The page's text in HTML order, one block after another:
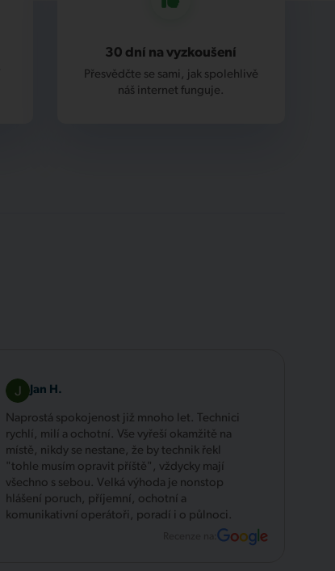
30 dní na vyzkoušení
Přesvědčte se sami, jak spolehlivě
náš internet funguje.
Jan H.
Naprostá spokojenost již mnoho let. Technici
rychlí, milí a ochotní. Vše vyřeší okamžitě na
místě, nikdy se nestane, že by technik řekl
"tohle musím opravit příště", vždycky mají
všechno s sebou. Velká výhoda je nonstop
hlášení poruch, příjemní, ochotní a
komunikativní operátoři, poradí i o půlnoci.
Recenze na: